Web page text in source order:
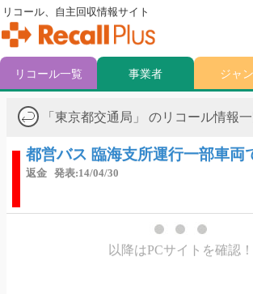
「東京都交通局」 のリコール情報
都営バス 臨海支所運行一部車両
返金 発表:14/04/30
以降はPCサイトを確認！
リコール、自主回収情報サイト
リコール一覧 事業者 ジャ